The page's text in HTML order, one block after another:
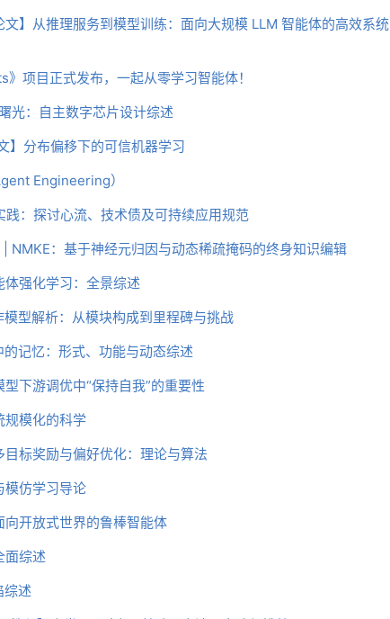
文】从推理服务到模型训练：面向大规模 LLM 智能体的高效系统
》项目正式发布，一起从零学习智能体！
光：自主数字芯片设计综述
】分布偏移下的可信机器学习
Engineering）
：探讨心流、技术债及可持续应用规范
NMKE：基于神经元归因与动态稀疏掩码的终身知识编辑
体强化学习：全景综述
型解析：从模块构成到里程碑与挑战
记忆：形式、功能与动态综述
下游调优中“保持自我”的重要性
规模化的科学
目标奖励与偏好优化：理论与算法
模仿学习导论
向开放式世界的鲁棒智能体
面综述
综述